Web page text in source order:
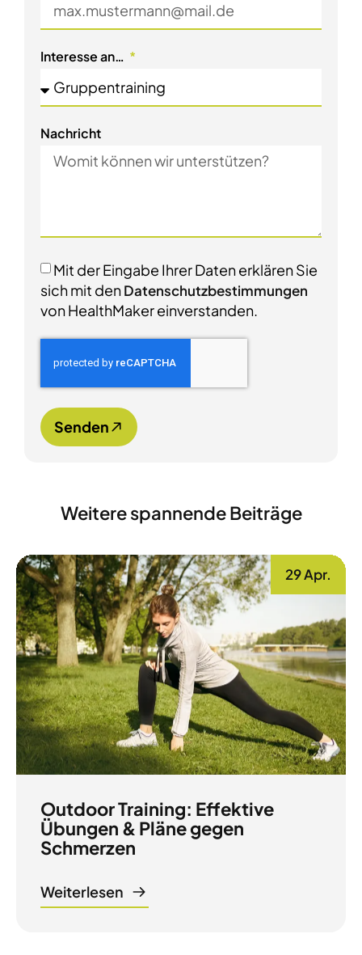
Interesse an…
Nachricht
Mit der Eingabe Ihrer Daten erklären Sie
sich mit denDatenschutzbestimmungen
von HealthMaker einverstanden.
Senden
Weitere spannende Beiträge
29 Apr.
Outdoor Training: Effektive
Übungen & Pläne gegen
Schmerzen
Weiterlesen